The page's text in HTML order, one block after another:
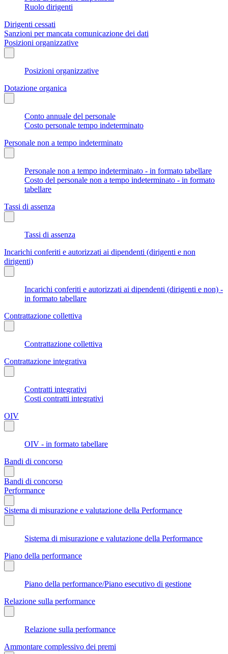
Ruolo dirigenti
Dirigenti cessati
Sanzioni per mancata comunicazione dei dati
Posizioni organizzative
Posizioni organizzative
Dotazione organica
Conto annuale del personale
Costo personale tempo indeterminato
Personale non a tempo indeterminato
Personale non a tempo indeterminato - in formato tabellare
Costo del personale non a tempo indeterminato - in formato
tabellare
Tassi di assenza
Tassi di assenza
Incarichi conferiti e autorizzati ai dipendenti (dirigenti e non
dirigenti)
Incarichi conferiti e autorizzati ai dipendenti (dirigenti e non) -
in formato tabellare
Contrattazione collettiva
Contrattazione collettiva
Contrattazione integrativa
Contratti integrativi
Costi contratti integrativi
OIV
OIV - in formato tabellare
Bandi di concorso
Bandi di concorso
Performance
Sistema di misurazione e valutazione della Performance
Sistema di misurazione e valutazione della Performance
Piano della performance
Piano della performance/Piano esecutivo di gestione
Relazione sulla performance
Relazione sulla performance
Ammontare complessivo dei premi